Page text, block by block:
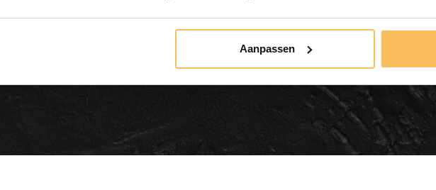
Aanpassen
Badezimmerschrank Teakholz
Natur - geschlossen